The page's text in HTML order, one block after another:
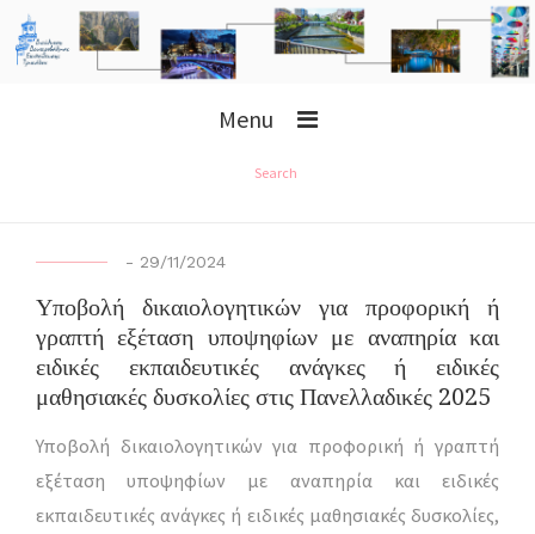
Menu
Search
- 29/11/2024
Υποβολή δικαιολογητικών για προφορική ή
γραπτή εξέταση υποψηφίων με αναπηρία και
ειδικές εκπαιδευτικές ανάγκες ή ειδικές
μαθησιακές δυσκολίες στις Πανελλαδικές 2025
Υποβολή δικαιολογητικών για προφορική ή γραπτή
εξέταση υποψηφίων με αναπηρία και ειδικές
εκπαιδευτικές ανάγκες ή ειδικές μαθησιακές δυσκολίες,